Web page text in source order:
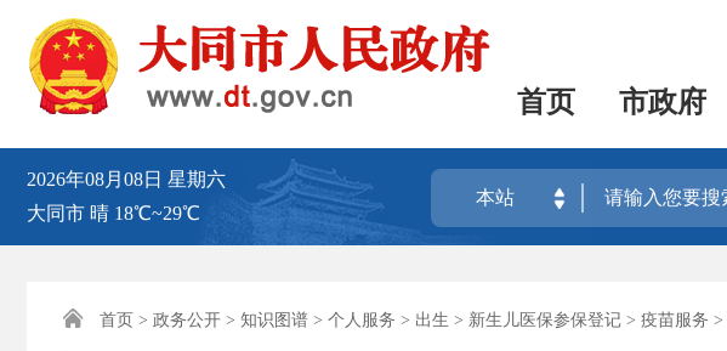
首页 市政府
2026年08月08日 星期六
大同市 晴 18℃~29℃
本站
 首页 > 政务公开 > 知识图谱 > 个人服务 > 出生 > 新生儿医保参保登记 > 疫苗服务 >